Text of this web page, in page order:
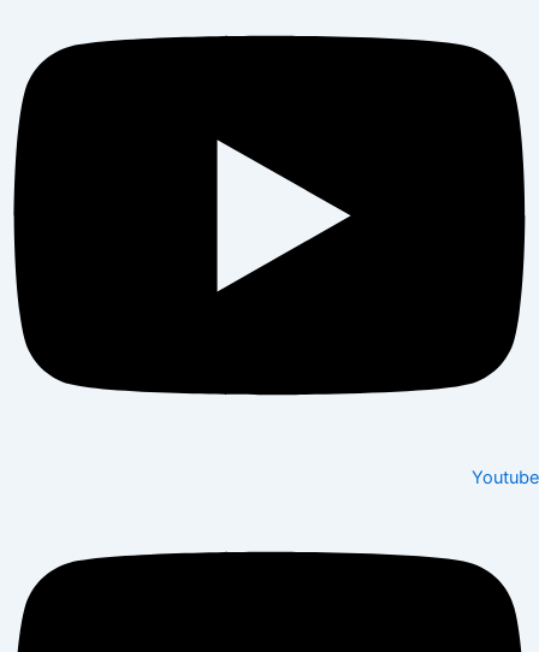
Youtube